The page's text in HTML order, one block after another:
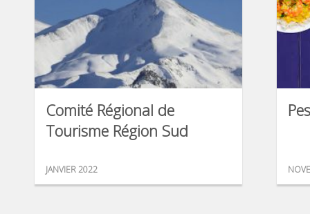
Comité Régional de
Tourisme Région Sud
JANVIER 2022